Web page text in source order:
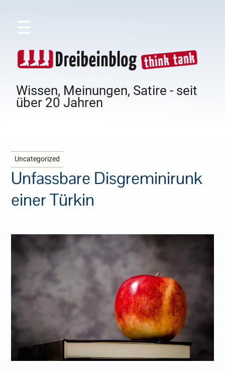
☰
Wissen, Meinungen, Satire - seit
über 20 Jahren
Uncategorized
Unfassbare Disgreminirunk
einer Türkin